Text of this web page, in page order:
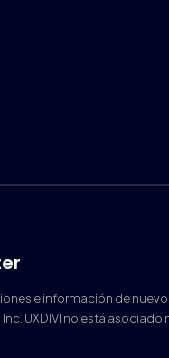
e información de
UXDIVI no está